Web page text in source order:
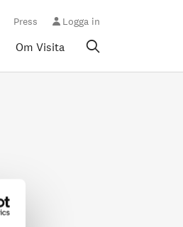
Om Visita
Press Logga in